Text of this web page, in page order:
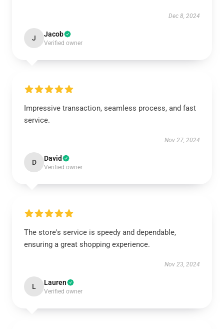
Dec 8, 2024
J Jacob
Verified owner
Impressive transaction, seamless process, and fast
service.
Nov 27, 2024
D David
Verified owner
The store's service is speedy and dependable,
ensuring a great shopping experience.
Nov 23, 2024
L Lauren
Verified owner